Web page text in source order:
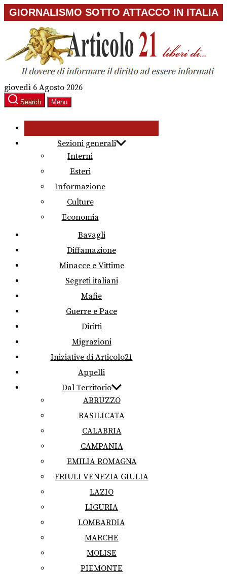
Skip
to
content
GIORNALISMO SOTTO ATTACCO IN ITALIA
giovedì 6 Agosto 2026
Search Menu
Sezioni generali
Interni
Esteri
Informazione
Culture
Economia
Bavagli
Diffamazione
Minacce e Vittime
Segreti italiani
Mafie
Guerre e Pace
Diritti
Migrazioni
Iniziative di Articolo21
Appelli
Dal Territorio
ABRUZZO
BASILICATA
CALABRIA
CAMPANIA
EMILIA ROMAGNA
FRIULI VENEZIA GIULIA
LAZIO
LIGURIA
LOMBARDIA
MARCHE
MOLISE
PIEMONTE